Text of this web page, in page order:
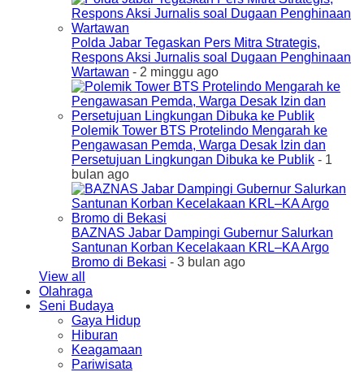
Polda Jabar Tegaskan Pers Mitra Strategis,
Respons Aksi Jurnalis soal Dugaan Penghinaan
Wartawan - 2 minggu ago
Polemik Tower BTS Protelindo Mengarah ke
Pengawasan Pemda, Warga Desak Izin dan
Persetujuan Lingkungan Dibuka ke Publik - 1
bulan ago
BAZNAS Jabar Dampingi Gubernur Salurkan
Santunan Korban Kecelakaan KRL–KA Argo
Bromo di Bekasi - 3 bulan ago
View all
Olahraga
Seni Budaya
Gaya Hidup
Hiburan
Keagamaan
Pariwisata